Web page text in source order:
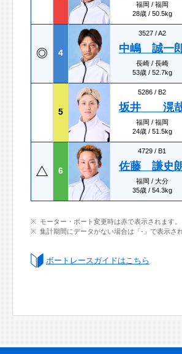
福岡 / 福岡
28歳 / 50.5kg
4
3527 /A2
中嶋 誠一
長崎 / 長崎
53歳 / 52.7kg
5
5286 / B2
坂井 滉
福岡 / 福岡
24歳 / 51.5kg
6
4729 / B1
佐藤 謙史
福岡 / 大分
35歳 / 54.3kg
モーター・ボート変更時は赤で表示されます。
集計期間にデータがない場合は「-」で表示され
ボートレースガイドはこちら